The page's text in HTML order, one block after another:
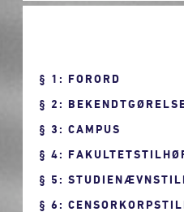
1: FORORD
2:
3: CAMPUS
4:
5:
6: